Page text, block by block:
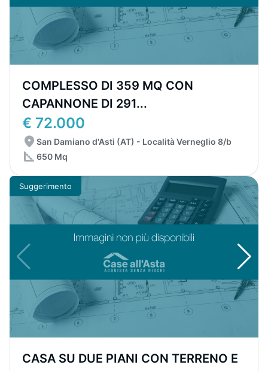
COMPLESSO DI 359 MQ CON
CAPANNONE DI 291...
€ 72.000
San Damiano d'Asti (AT) - Località Verneglio 8/b
650 Mq
Suggerimento
CASA SU DUE PIANI CON TERRENO E